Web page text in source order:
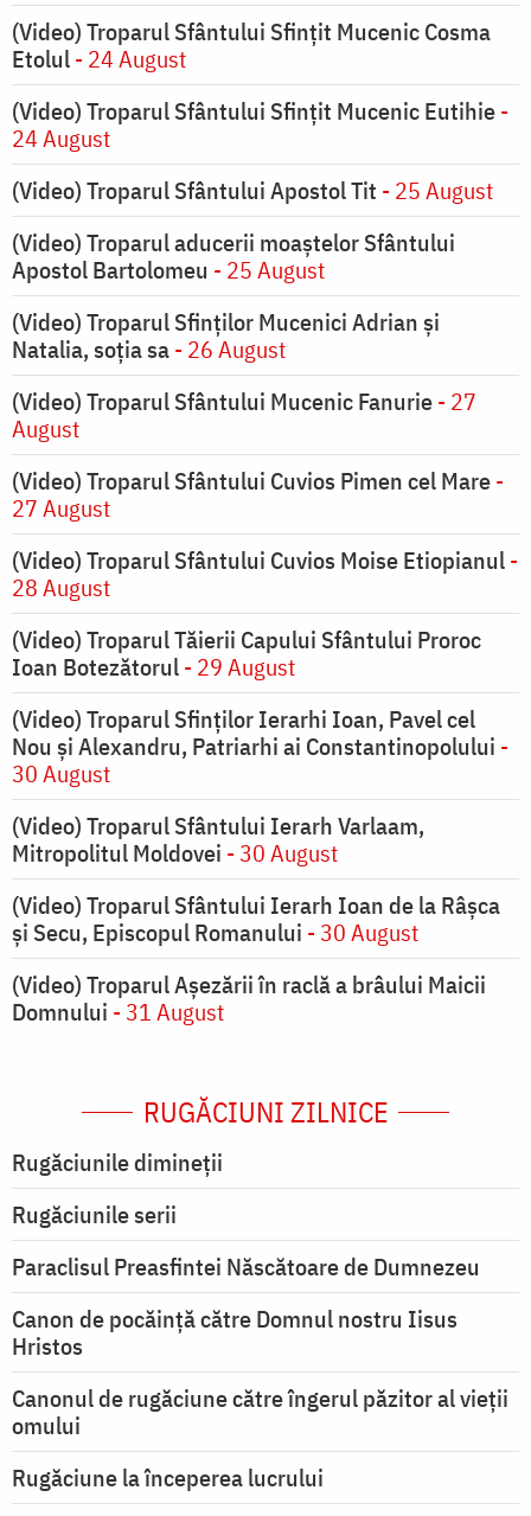
(Video) Troparul Sfântului Sfințit Mucenic Cosma
Etolul- 24 August
(Video) Troparul Sfântului Sfințit Mucenic Eutihie-
24 August
(Video) Troparul Sfântului Apostol Tit - 25 August
(Video) Troparul aducerii moaștelor Sfântului
Apostol Bartolomeu - 25 August
(Video) Troparul Sfinților Mucenici Adrian și
Natalia, soția sa- 26 August
(Video) Troparul Sfântului Mucenic Fanurie- 27
August
(Video) Troparul Sfântului Cuvios Pimen cel Mare-
27 August
(Video) Troparul Sfântului Cuvios Moise Etiopianul-
28 August
(Video) Troparul Tăierii Capului Sfântului Proroc
Ioan Botezătorul- 29 August
(Video) Troparul Sfinților Ierarhi Ioan, Pavel cel
Nou și Alexandru, Patriarhi ai Constantinopolului -
30 August
(Video) Troparul Sfântului Ierarh Varlaam,
Mitropolitul Moldovei - 30 August
(Video) Troparul Sfântului Ierarh Ioan de la Râșca
și Secu, Episcopul Romanului - 30 August
(Video) Troparul Așezării în raclă a brâului Maicii
Domnului - 31 August
RUGĂCIUNI ZILNICE
Rugăciunile dimineții
Rugăciunile serii
Paraclisul Preasfintei Născătoare de Dumnezeu
Canon de pocăință către Domnul nostru Iisus
Hristos
Canonul de rugăciune către îngerul păzitor al vieții
omului
Rugăciune la începerea lucrului